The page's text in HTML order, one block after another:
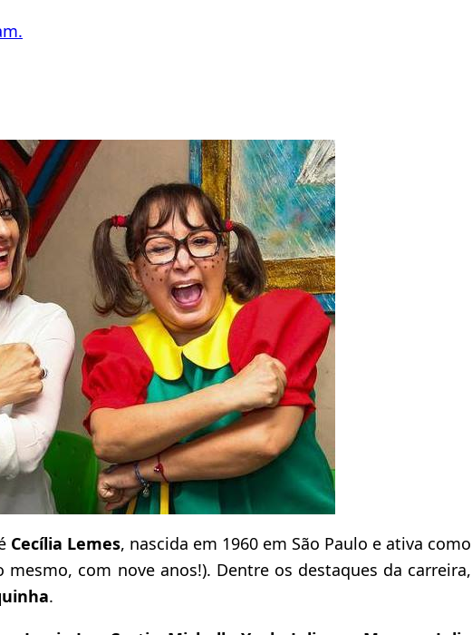
Cecília Lemes, nascida em 1960 em São Paulo e ativa como
mesmo, com nove anos!). Dentre os destaques da carreira,
.